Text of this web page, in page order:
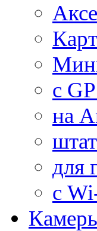
с
на
для
с